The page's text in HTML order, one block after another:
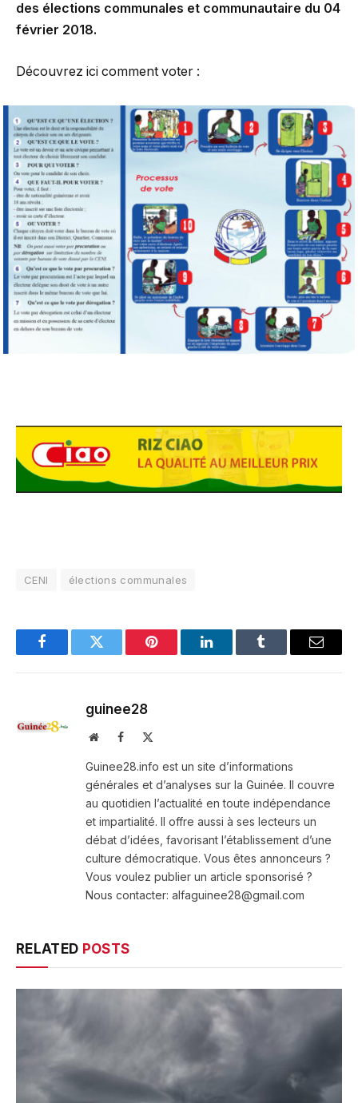
des élections communales et communautaire du 04
février 2018.
Découvrez ici comment voter :
CENI élections communales
FacebookTwitter Pinterest LinkedInTumblr Email
guinee28
WebsiteFacebook
Guinee28.info est un site d’informations
générales et d’analyses sur la Guinée. Il couvre
au quotidien l’actualité en toute indépendance
et impartialité. Il offre aussi à ses lecteurs un
débat d’idées, favorisant l’établissement d’une
culture démocratique. Vous êtes annonceurs ?
Vous voulez publier un article sponsorisé ?
Nous contacter: alfaguinee28@gmail.com
RELATED POSTS